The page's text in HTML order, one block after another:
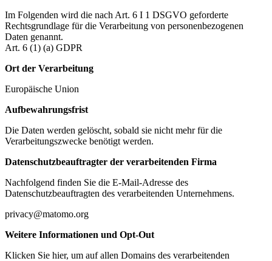
Im Folgenden wird die nach Art. 6 I 1 DSGVO geforderte
Rechtsgrundlage für die Verarbeitung von personenbezogenen
Daten genannt.
Art. 6 (1) (a) GDPR
Ort der Verarbeitung
Europäische Union
Aufbewahrungsfrist
Die Daten werden gelöscht, sobald sie nicht mehr für die
Verarbeitungszwecke benötigt werden.
Datenschutzbeauftragter der verarbeitenden Firma
Nachfolgend finden Sie die E-Mail-Adresse des
Datenschutzbeauftragten des verarbeitenden Unternehmens.
privacy@matomo.org
Weitere Informationen und Opt-Out
Klicken Sie hier, um auf allen Domains des verarbeitenden